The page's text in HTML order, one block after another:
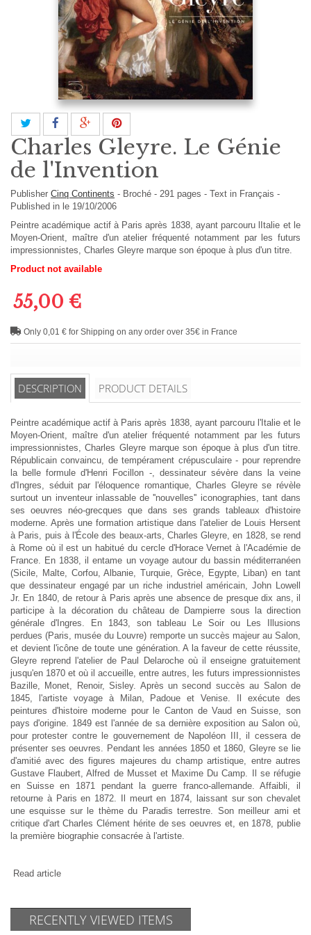
Charles Gleyre. Le Génie
de l'Invention
Publisher Cinq Continents - Broché - 291 pages - Text in Français -
Published in le 19/10/2006
Peintre académique actif à Paris après 1838, ayant parcouru lItalie et le
Moyen-Orient, maître d'un atelier fréquenté notamment par les futurs
impressionnistes, Charles Gleyre marque son époque à plus d'un titre.
Product not available
55,00 €
Only 0,01 € for Shipping on any order over 35€ in France
DESCRIPTION PRODUCT DETAILS
Peintre académique actif à Paris après 1838, ayant parcouru l'Italie et le
Moyen-Orient, maître d'un atelier fréquenté notamment par les futurs
impressionnistes, Charles Gleyre marque son époque à plus d'un titre.
Républicain convaincu, de tempérament crépusculaire - pour reprendre
la belle formule d'Henri Focillon -, dessinateur sévère dans la veine
d'Ingres, séduit par l'éloquence romantique, Charles Gleyre se révèle
surtout un inventeur inlassable de ''nouvelles'' iconographies, tant dans
ses oeuvres néo-grecques que dans ses grands tableaux d'histoire
moderne. Après une formation artistique dans l'atelier de Louis Hersent
à Paris, puis à l'École des beaux-arts, Charles Gleyre, en 1828, se rend
à Rome où il est un habitué du cercle d'Horace Vernet à l'Académie de
France. En 1838, il entame un voyage autour du bassin méditerranéen
(Sicile, Malte, Corfou, Albanie, Turquie, Grèce, Egypte, Liban) en tant
que dessinateur engagé par un riche industriel américain, John Lowell
Jr. En 1840, de retour à Paris après une absence de presque dix ans, il
participe à la décoration du château de Dampierre sous la direction
générale d'Ingres. En 1843, son tableau Le Soir ou Les Illusions
perdues (Paris, musée du Louvre) remporte un succès majeur au Salon,
et devient l'icône de toute une génération. A la faveur de cette réussite,
Gleyre reprend l'atelier de Paul Delaroche où il enseigne gratuitement
jusqu'en 1870 et où il accueille, entre autres, les futurs impressionnistes
Bazille, Monet, Renoir, Sisley. Après un second succès au Salon de
1845, l'artiste voyage à Milan, Padoue et Venise. Il exécute des
peintures d'histoire moderne pour le Canton de Vaud en Suisse, son
pays d'origine. 1849 est l'année de sa dernière exposition au Salon où,
pour protester contre le gouvernement de Napoléon III, il cessera de
présenter ses oeuvres. Pendant les années 1850 et 1860, Gleyre se lie
d'amitié avec des figures majeures du champ artistique, entre autres
Gustave Flaubert, Alfred de Musset et Maxime Du Camp. Il se réfugie
en Suisse en 1871 pendant la guerre franco-allemande. Affaibli, il
retourne à Paris en 1872. Il meurt en 1874, laissant sur son chevalet
une esquisse sur le thème du Paradis terrestre. Son meilleur ami et
critique d'art Charles Clément hérite de ses oeuvres et, en 1878, publie
la première biographie consacrée à l'artiste.
 Read article
RECENTLY VIEWED ITEMS